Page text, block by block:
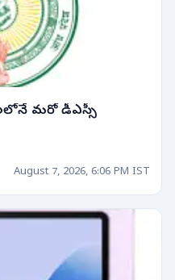
మరో డీఎస్సీ
August 7, 2026, 6:06 PM IST